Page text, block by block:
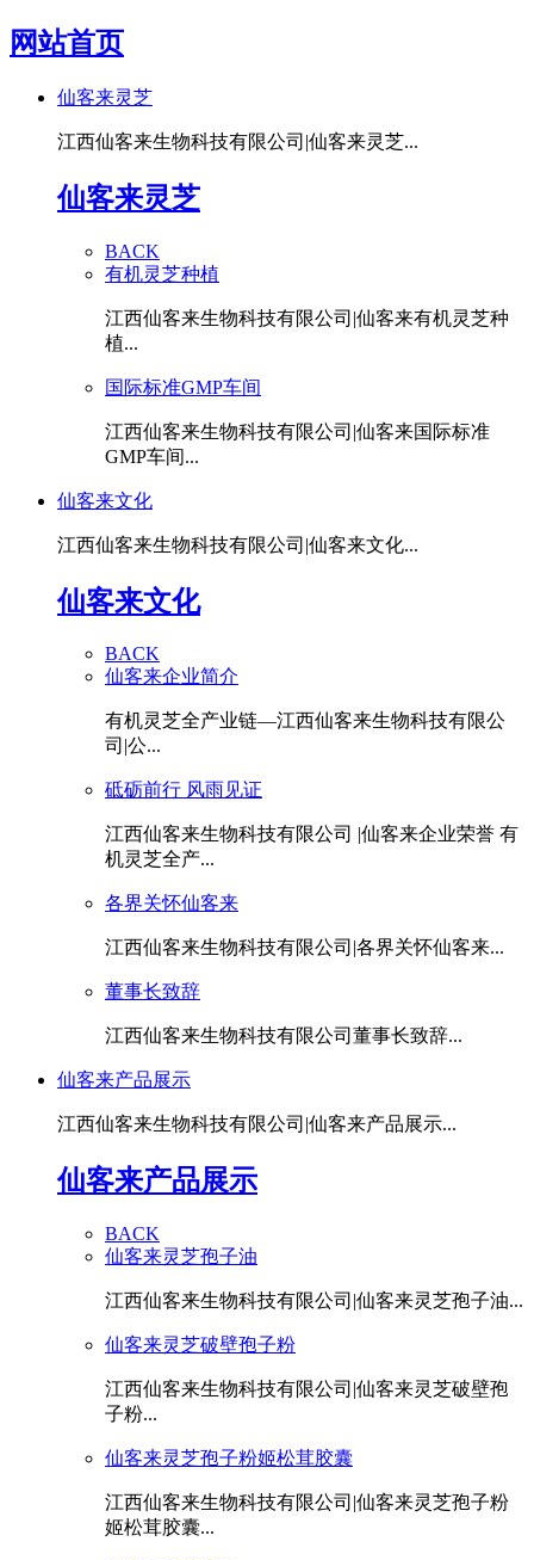
网站首页
仙客来灵芝
江西仙客来生物科技有限公司|仙客来灵芝...
仙客来灵芝
BACK
有机灵芝种植
江西仙客来生物科技有限公司|仙客来有机灵芝种
植...
国际标准GMP车间
江西仙客来生物科技有限公司|仙客来国际标准
GMP车间...
仙客来文化
江西仙客来生物科技有限公司|仙客来文化...
仙客来文化
BACK
仙客来企业简介
有机灵芝全产业链—江西仙客来生物科技有限公
司|公...
砥砺前行 风雨见证
江西仙客来生物科技有限公司 |仙客来企业荣誉 有
机灵芝全产...
各界关怀仙客来
江西仙客来生物科技有限公司|各界关怀仙客来...
董事长致辞
江西仙客来生物科技有限公司董事长致辞...
仙客来产品展示
江西仙客来生物科技有限公司|仙客来产品展示...
仙客来产品展示
BACK
仙客来灵芝孢子油
江西仙客来生物科技有限公司|仙客来灵芝孢子油...
仙客来灵芝破壁孢子粉
江西仙客来生物科技有限公司|仙客来灵芝破壁孢
子粉...
仙客来灵芝孢子粉姬松茸胶囊
江西仙客来生物科技有限公司|仙客来灵芝孢子粉
姬松茸胶囊...